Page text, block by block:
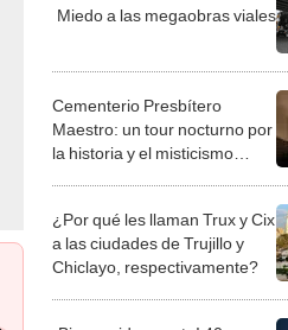
Miedo a las megaobras viales
Cementerio Presbítero
Maestro: un tour nocturno por
la historia y el misticismo
¿Por qué les llaman Trux y Cix
a las ciudades de Trujillo y
Chiclayo, respectivamente?